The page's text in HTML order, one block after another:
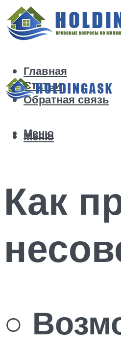
Главная
Статьи
Обратная связь
Меню
Меню
Как
○